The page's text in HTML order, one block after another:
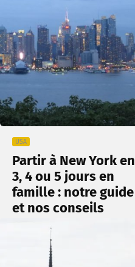
USA
Partir à New York en
3, 4 ou 5 jours en
famille : notre guide
et nos conseils